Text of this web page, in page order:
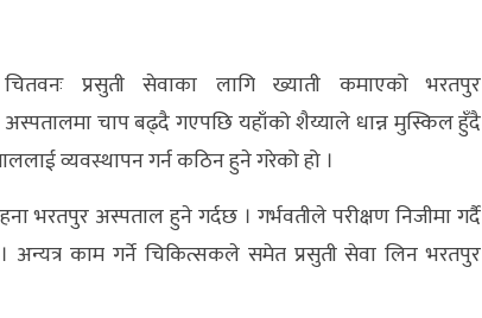
चितवनः प्रसुती सेवाका लागि ख्याती कमाएको भरतपुर
अस्पतालमा चाप बढ्दै गएपछि यहाँको शैय्याले धान्न मुस्किल हुँदै
व्यवस्थापन गर्न कठिन हुने गरेको हो ।
भरतपुर अस्पताल हुने गर्दछ । गर्भवतीले परीक्षण निजीमा गर्दै
काम गर्ने चिकित्सकले समेत प्रसुती सेवा लिन भरतपुर